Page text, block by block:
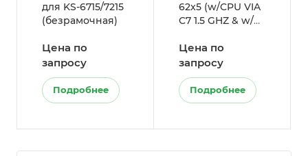
для KS-6715/7215
(безрамочная)
Цена по
запросу
Подробнее
62x5 (w/CPU VIA
C7 1.5 GHZ & w/
Plate, Black)
Цена по
запросу
Подробнее